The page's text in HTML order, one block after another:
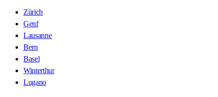
Zürich
Genf
Lausanne
Bern
Basel
Winterthur
Lugano